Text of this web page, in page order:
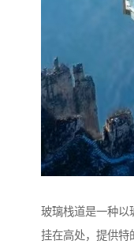
玻璃栈道是一种以
挂在高处，提供特